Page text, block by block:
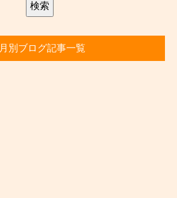
月別ブログ記事一覧